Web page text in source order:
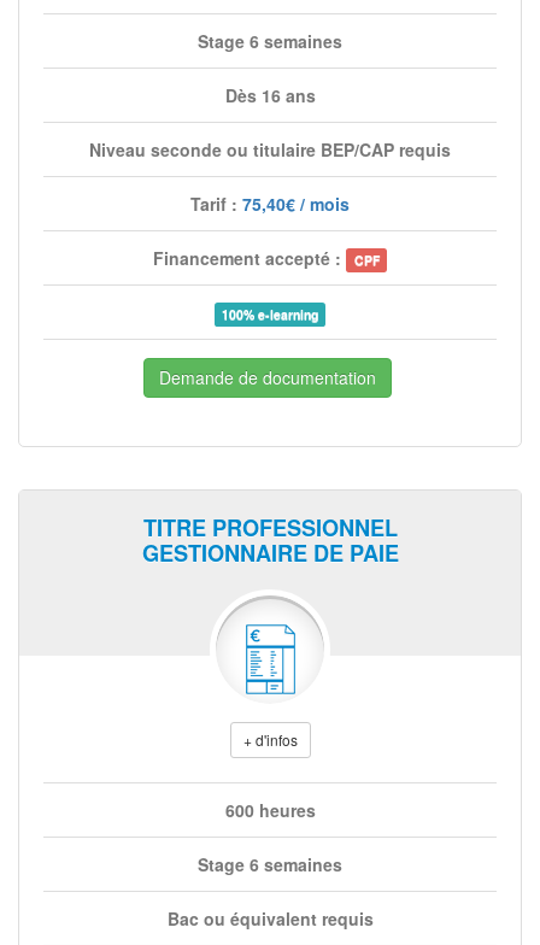
Stage 6 semaines
Dès 16 ans
Niveau seconde ou titulaire BEP/CAP requis
Tarif : 75,40€ / mois
Financement accepté : CPF
100% e-learning
Demande de documentation
TITRE PROFESSIONNEL
GESTIONNAIRE DE PAIE
+ d'infos
600 heures
Stage 6 semaines
Bac ou équivalent requis